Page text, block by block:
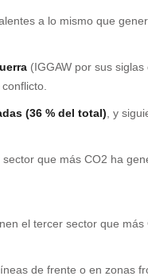
a lo mismo que
(IGGAW por sus
(36 % del total) , y
que más CO2 ha
el tercer sector que
de frente o en zonas